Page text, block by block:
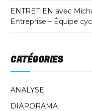
ENTRETIEN avec
Entreprise – Équipe
CATÉGORIES
ANALYSE
DIAPORAMA